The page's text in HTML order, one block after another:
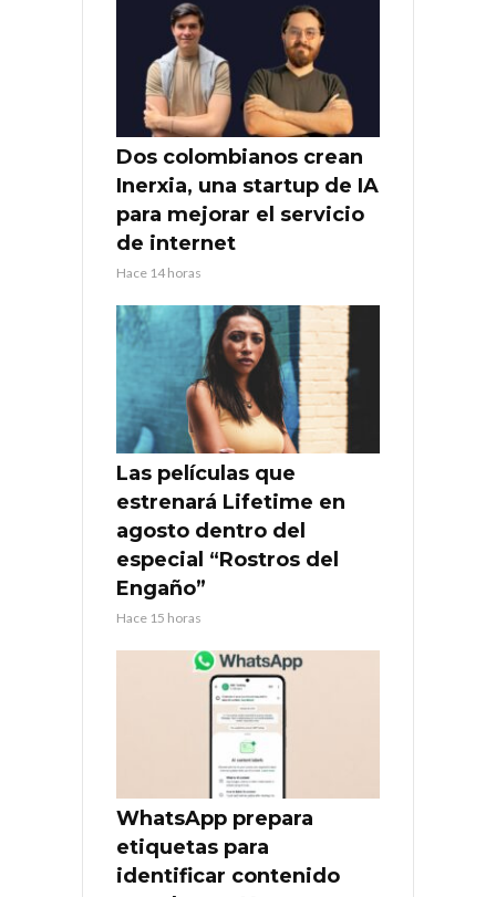
Dos colombianos crean
Inerxia, una startup de IA
para mejorar el servicio
de internet
Hace 14 horas
Las películas que
estrenará Lifetime en
agosto dentro del
especial “Rostros del
Engaño”
Hace 15 horas
WhatsApp prepara
etiquetas para
identificar contenido